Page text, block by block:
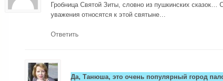
Гробница Святой Зиты, словно из пушкинских сказок…
уважения относятся к этой святыне…
Ответить
Да, Танюша, это очень популярный город